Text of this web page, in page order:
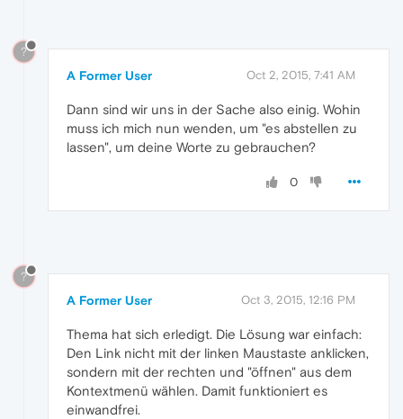
?
A Former User Oct 2, 2015, 7:41 AM
Dann sind wir uns in der Sache also einig. Wohin
muss ich mich nun wenden, um "es abstellen zu
lassen", um deine Worte zu gebrauchen?
0
?
A Former User Oct 3, 2015, 12:16 PM
Thema hat sich erledigt. Die Lösung war einfach:
Den Link nicht mit der linken Maustaste anklicken,
sondern mit der rechten und "öffnen" aus dem
Kontextmenü wählen. Damit funktioniert es
einwandfrei.